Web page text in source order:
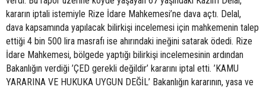
kararın iptali istemiyle Rize İdare Mahkemesi’ne dava açtı. Delal,
dava kapsamında yapılacak bilirkişi incelemesi için mahkemenin talep
ettiği 4 bin 500 lira masrafı ise ahırındaki ineğini satarak ödedi. Rize
İdare Mahkemesi, bölgede yaptığı bilirkişi incelemesinin ardından
Bakanlığın verdiği ’ÇED gerekli değildir’ kararını iptal etti. ’KAMU
YARARINA VE HUKUKA UYGUN DEĞİL’ Bakanlığın kararının, yasa ve